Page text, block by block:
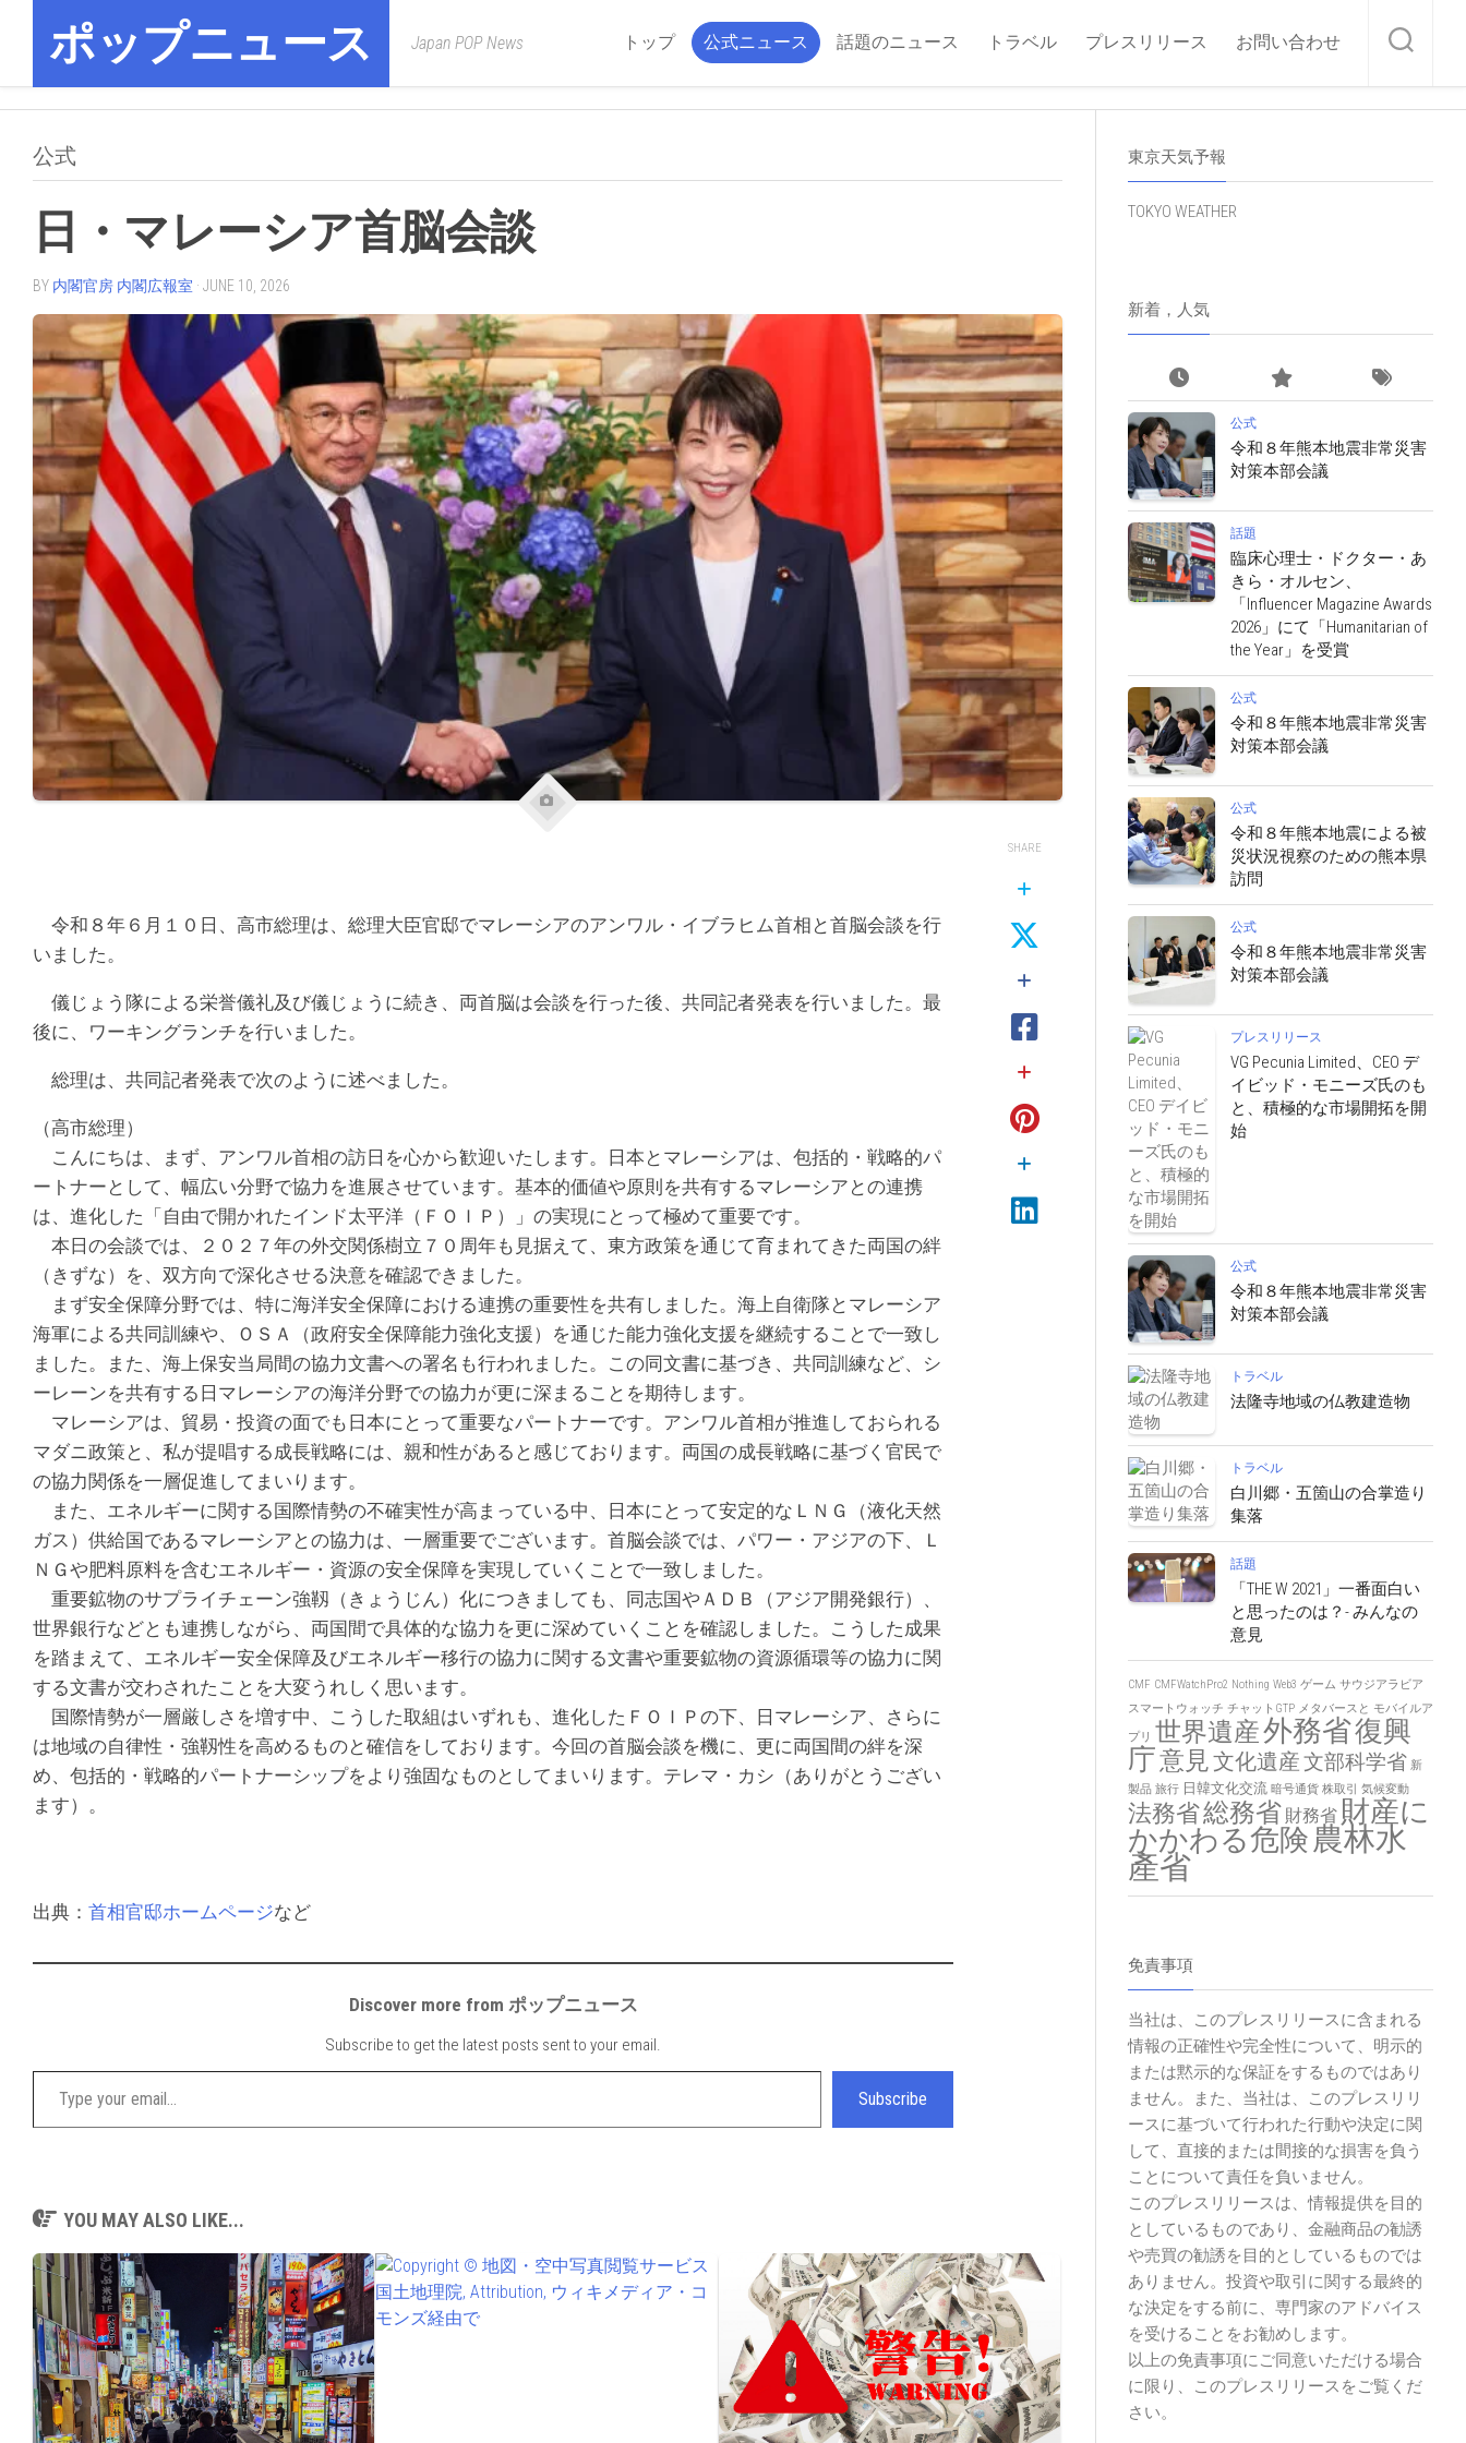
contentポップニュース Japan POP News トップ 公式ニュース 話題のニュース トラベル プレスリリース お問い合わせ
公式
日・マレーシア首脳会談
BY 内閣官房 内閣広報室 · JUNE 10, 2026
令和８年６月１０日、高市総理は、総理大臣官邸でマレーシアのアンワル・イブラヒム首相と首脳会談を行
いました。
儀じょう隊による栄誉儀礼及び儀じょうに続き、両首脳は会談を行った後、共同記者発表を行いました。最
後に、ワーキングランチを行いました。
総理は、共同記者発表で次のように述べました。
（高市総理）
こんにちは、まず、アンワル首相の訪日を心から歓迎いたします。日本とマレーシアは、包括的・戦略的パ
ートナーとして、幅広い分野で協力を進展させています。基本的価値や原則を共有するマレーシアとの連携
は、進化した「自由で開かれたインド太平洋（ＦＯＩＰ）」の実現にとって極めて重要です。
本日の会談では、２０２７年の外交関係樹立７０周年も見据えて、東方政策を通じて育まれてきた両国の絆
（きずな）を、双方向で深化させる決意を確認できました。
まず安全保障分野では、特に海洋安全保障における連携の重要性を共有しました。海上自衛隊とマレーシア
海軍による共同訓練や、ＯＳＡ（政府安全保障能力強化支援）を通じた能力強化支援を継続することで一致し
ました。また、海上保安当局間の協力文書への署名も行われました。この同文書に基づき、共同訓練など、シ
ーレーンを共有する日マレーシアの海洋分野での協力が更に深まることを期待します。
マレーシアは、貿易・投資の面でも日本にとって重要なパートナーです。アンワル首相が推進しておられる
マダニ政策と、私が提唱する成長戦略には、親和性があると感じております。両国の成長戦略に基づく官民で
の協力関係を一層促進してまいります。
また、エネルギーに関する国際情勢の不確実性が高まっている中、日本にとって安定的なＬＮＧ（液化天然
ガス）供給国であるマレーシアとの協力は、一層重要でございます。首脳会談では、パワー・アジアの下、Ｌ
ＮＧや肥料原料を含むエネルギー・資源の安全保障を実現していくことで一致しました。
重要鉱物のサプライチェーン強靱（きょうじん）化につきましても、同志国やＡＤＢ（アジア開発銀行）、
世界銀行などとも連携しながら、両国間で具体的な協力を更に深めていくことを確認しました。こうした成果
を踏まえて、エネルギー安全保障及びエネルギー移行の協力に関する文書や重要鉱物の資源循環等の協力に関
する文書が交わされたことを大変うれしく思います。
国際情勢が一層厳しさを増す中、こうした取組はいずれも、進化したＦＯＩＰの下、日マレーシア、さらに
は地域の自律性・強靱性を高めるものと確信をしております。今回の首脳会談を機に、更に両国間の絆を深
め、包括的・戦略的パートナーシップをより強固なものとしてまいります。テレマ・カシ（ありがとうござい
ます）。
出典： 首相官邸ホームページなど
Discover more from ポップニュース
Subscribe to get the latest posts sent to your email.
Type your email…
Subscribe
SHARE
YOU MAY ALSO LIKE...
東京天気予報
TOKYO WEATHER
新着，人気
公式
令和８年熊本地震非常災害
対策本部会議
話題
臨床心理士・ドクター・あ
きら・オルセン、
「Influencer Magazine Awards
2026」にて「Humanitarian of
the Year」を受賞
公式
令和８年熊本地震非常災害
対策本部会議
公式
令和８年熊本地震による被
災状況視察のための熊本県
訪問
公式
令和８年熊本地震非常災害
対策本部会議
プレスリリース
VG Pecunia Limited、CEO デ
イビッド・モニーズ氏のも
と、積極的な市場開拓を開
始
公式
令和８年熊本地震非常災害
対策本部会議
トラベル
法隆寺地域の仏教建造物
トラベル
白川郷・五箇山の合掌造り
集落
話題
「THE W 2021」一番面白い
と思ったのは？- みんなの
意見
CMF CMFWatchPro2 Nothing Web3 ゲーム サウジアラビア
スマートウォッチ チャットGTP メタバースと モバイルア
プリ 世界遺産外務省復興
庁意見文化遺産文部科学省 新
製品 旅行 日韓文化交流 暗号通貨 株取引 気候変動
法務省総務省 財務省 財産に
かかわる危険農林水
產省
免責事項
当社は、このプレスリリースに含まれる
情報の正確性や完全性について、明示的
または黙示的な保証をするものではあり
ません。また、当社は、このプレスリリ
ースに基づいて行われた行動や決定に関
して、直接的または間接的な損害を負う
ことについて責任を負いません。
このプレスリリースは、情報提供を目的
としているものであり、金融商品の勧誘
や売買の勧誘を目的としているものでは
ありません。投資や取引に関する最終的
な決定をする前に、専門家のアドバイス
を受けることをお勧めします。
以上の免責事項にご同意いただける場合
に限り、このプレスリリースをご覧くだ
さい。